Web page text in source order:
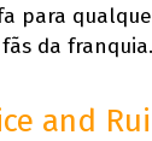
para
da franquia.
and